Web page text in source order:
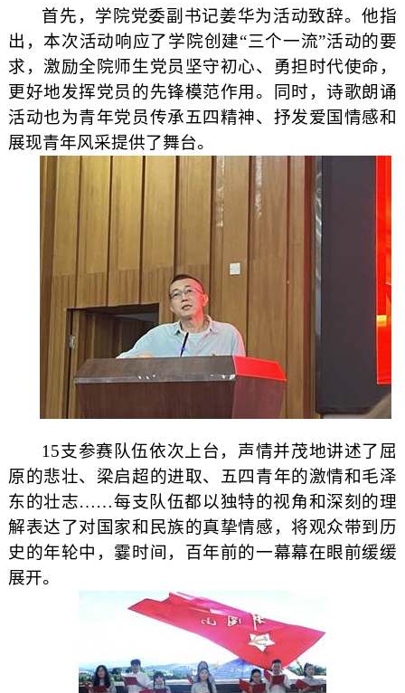
首先，学院党委副书记姜华为活动致辞。他指
出，本次活动响应了学院创建“三个一流”活动的要
求，激励全院师生党员坚守初心、勇担时代使命，
更好地发挥党员的先锋模范作用。同时，诗歌朗诵
活动也为青年党员传承五四精神、抒发爱国情感和
展现青年风采提供了舞台。
15支参赛队伍依次上台，声情并茂地讲述了屈
原的悲壮、梁启超的进取、五四青年的激情和毛泽
东的壮志……每支队伍都以独特的视角和深刻的理
解表达了对国家和民族的真挚情感，将观众带到历
史的年轮中，霎时间，百年前的一幕幕在眼前缓缓
展开。